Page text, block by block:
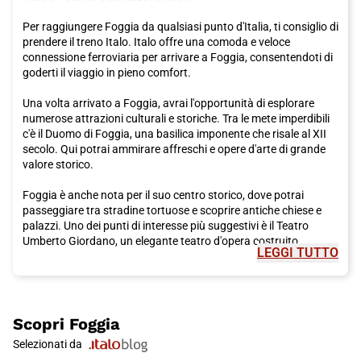
Per raggiungere Foggia da qualsiasi punto d'Italia, ti consiglio di
prendere il treno Italo. Italo offre una comoda e veloce
connessione ferroviaria per arrivare a Foggia, consentendoti di
goderti il viaggio in pieno comfort.
Una volta arrivato a Foggia, avrai l'opportunità di esplorare
numerose attrazioni culturali e storiche. Tra le mete imperdibili
c'è il Duomo di Foggia, una basilica imponente che risale al XII
secolo. Qui potrai ammirare affreschi e opere d'arte di grande
valore storico.
Foggia è anche nota per il suo centro storico, dove potrai
passeggiare tra stradine tortuose e scoprire antiche chiese e
palazzi. Uno dei punti di interesse più suggestivi è il Teatro
Umberto Giordano, un elegante teatro d'opera costruito
possibilità di assaggiare i piatti tradizionali della regione.
Foggia è rinomata per i suoi prodotti di alta qualità, come gli oli
d'oliva e i formaggi. Prova la burrata, una mozzarella riempita di
LEGGI TUTTO
Scopri Foggia
Selezionati da